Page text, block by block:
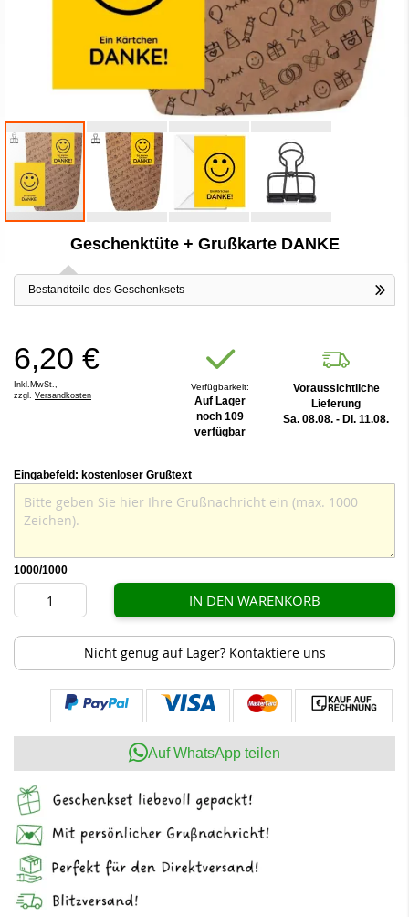
Bildergalerie
springen
Geschenktüte + Grußkarte DANKE
Bestandteile des Geschenksets
6,20 €
Inkl.MwSt.,
zzgl. Versandkosten
Verfügbarkeit:
Auf Lager
noch 109
verfügbar
Voraussichtliche
Lieferung
Sa. 08.08. - Di. 11.08.
Eingabefeld: kostenloser Grußtext
1000/1000
IN DEN WARENKORB
Nicht genug auf Lager? Kontaktiere uns
Auf WhatsApp teilen